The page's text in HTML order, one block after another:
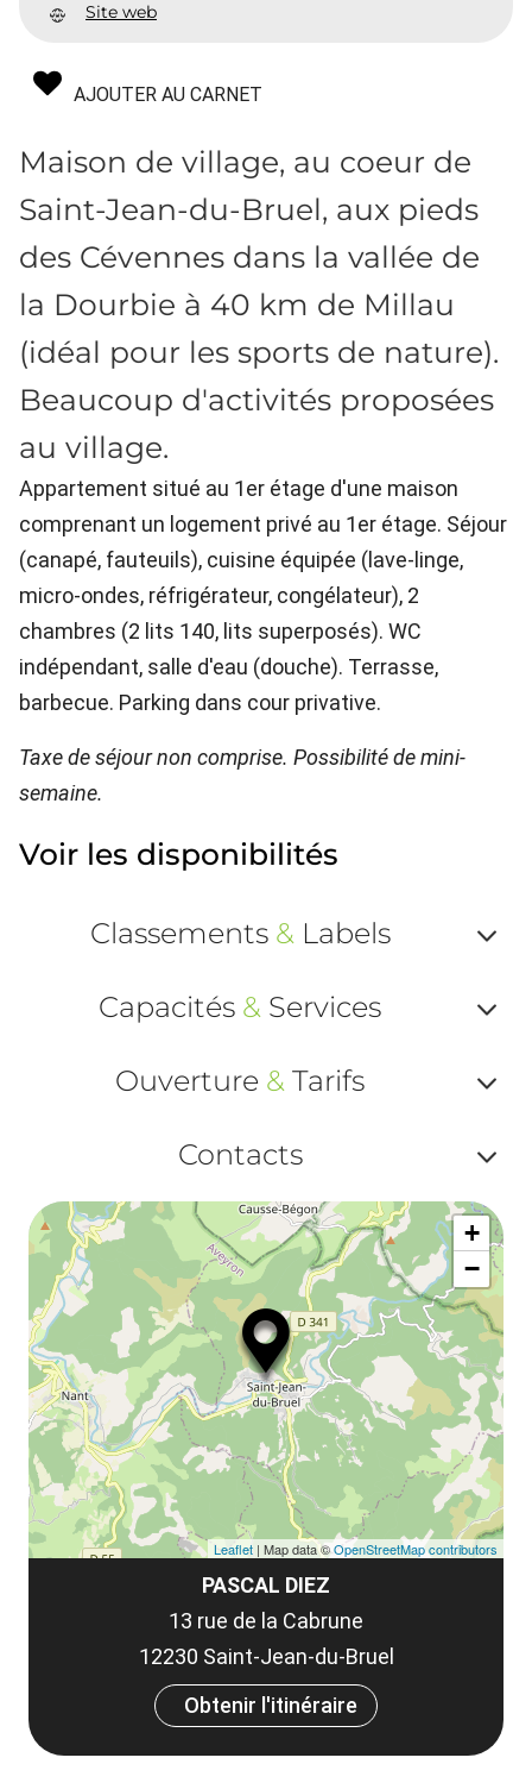
Site web
AJOUTER AU CARNET
Maison de village, au coeur de
Saint-Jean-du-Bruel, aux pieds
des Cévennes dans la vallée de
la Dourbie à 40 km de Millau
(idéal pour les sports de nature).
Beaucoup d'activités proposées
au village.
Appartement situé au 1er étage d'une maison
comprenant un logement privé au 1er étage. Séjour
(canapé, fauteuils), cuisine équipée (lave-linge,
micro-ondes, réfrigérateur, congélateur), 2
chambres (2 lits 140, lits superposés). WC
indépendant, salle d'eau (douche). Terrasse,
barbecue. Parking dans cour privative.
Taxe de séjour non comprise. Possibilité de mini-
semaine.
Voir les disponibilités
Classements &Labels
ou
Capacités & Services
ou
Ouverture & Tarifs
ou
et
Contacts
ou
PASCAL DIEZ
13 rue de la Cabrune
12230 Saint-Jean-du-Bruel
Obtenir l'itinéraire
+
−
Leaflet | Map data ©OpenStreetMap contributors